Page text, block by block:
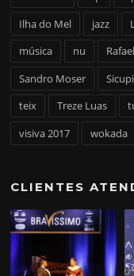
Ilha do Mel
jazz
música
nu
Sandro Moser
teix
Treze Luas
visiva 2017
wokada
CLIENTES